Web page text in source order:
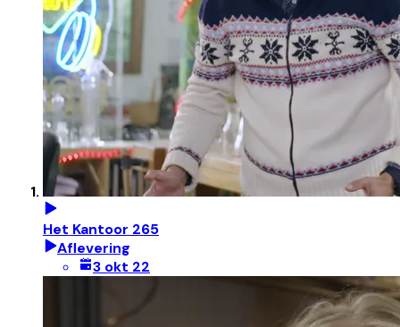
Het Kantoor 265
Aflevering
3 okt 22